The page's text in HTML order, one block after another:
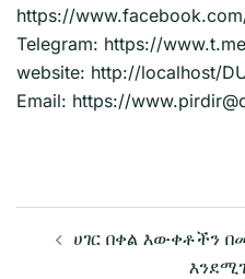
https://
Telegram: https://www.t.me
website: http://localhost/
Email: https://
navigation
ሀገር በቀል እውቀቶችን